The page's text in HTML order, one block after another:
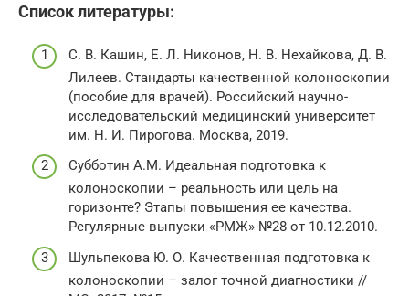
Список литературы:
С. В. Кашин, Е. Л. Никонов, Н. В. Нехайкова, Д. В.
Лилеев. Стандарты качественной колоноскопии
(пособие для врачей). Российский научно-
исследовательский медицинский университет
им. Н. И. Пирогова. Москва, 2019.
Субботин А.М. Идеальная подготовка к
колоноскопии – реальность или цель на
горизонте? Этапы повышения ее качества.
Регулярные выпуски «РМЖ» №28 от 10.12.2010.
Шульпекова Ю. О. Качественная подготовка к
колоноскопии – залог точной диагностики //